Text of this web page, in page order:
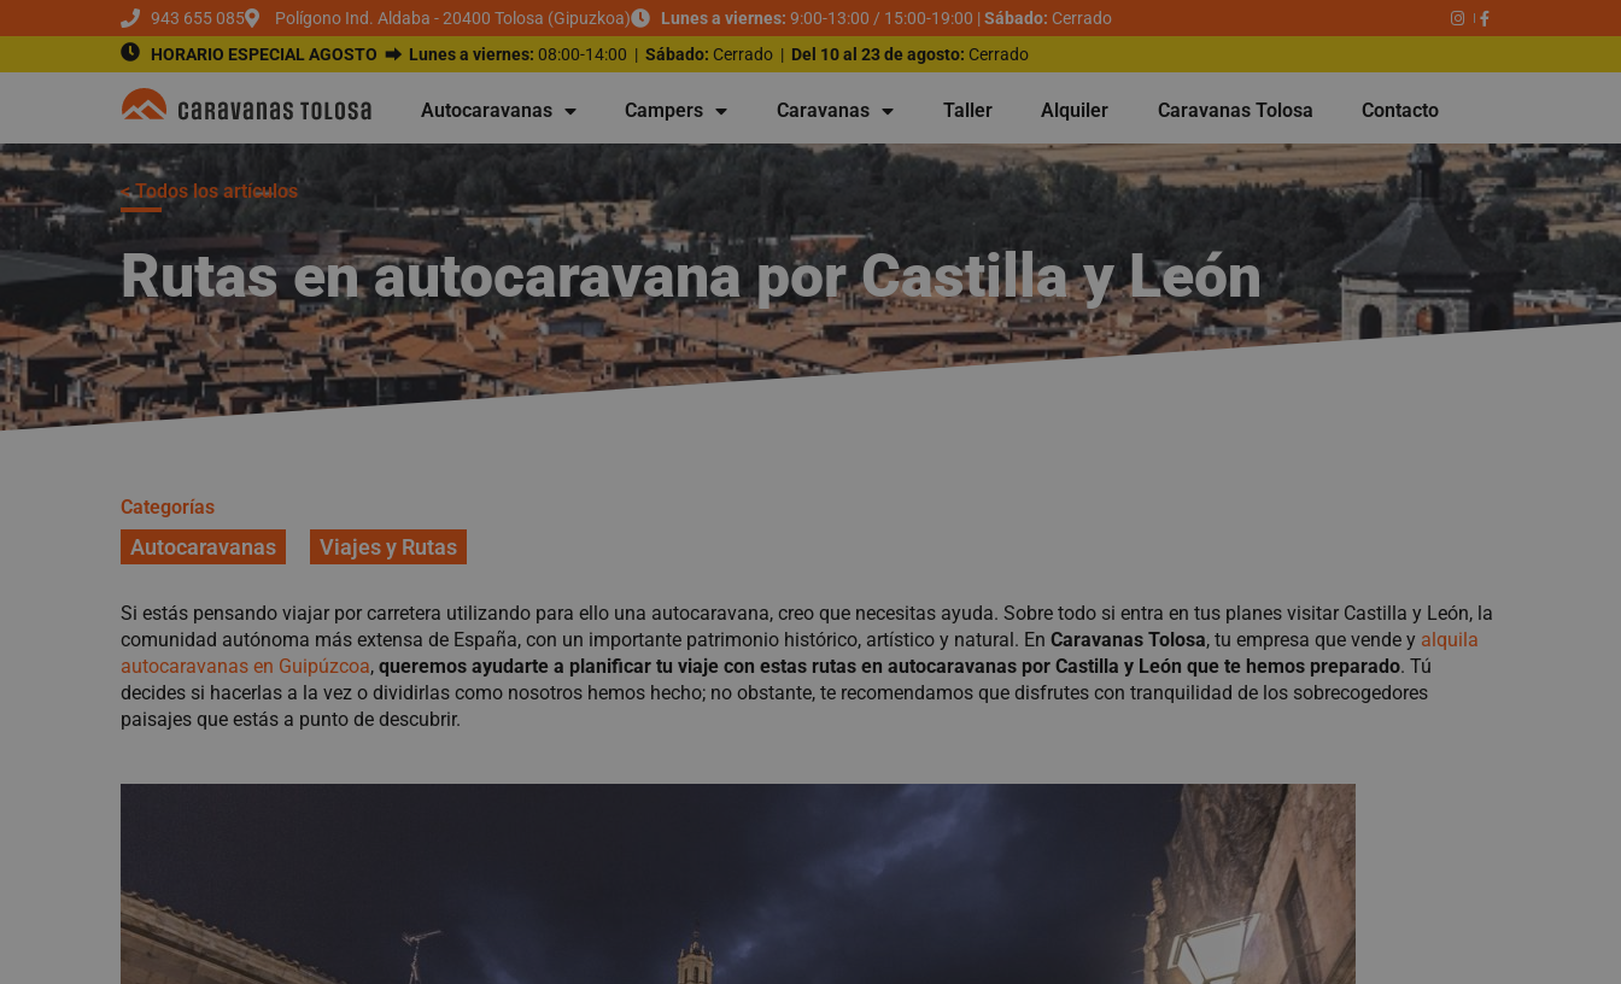
943 655 085 Polígono Ind. Aldaba - 20400 Tolosa (Gipuzkoa) Lunes a viernes: 9:00-13:00 / 15:00-19:00 |Sábado: Cerrado
HORARIO ESPECIAL AGOSTO ⮕ Lunes a viernes: 08:00-14:00 | Sábado: Cerrado | Del 10 al 23 de agosto: Cerrado
Autocaravanas Campers Caravanas Taller Alquiler Caravanas Tolosa Contacto
< Todos los artículos
Rutas en autocaravana por Castilla y León
Categorías
Autocaravanas Viajes y Rutas
Si estás pensando viajar por carretera utilizando para ello una autocaravana, creo que necesitas ayuda. Sobre todo si entra en tus planes visitar Castilla y León, la
comunidad autónoma más extensa de España, con un importante patrimonio histórico, artístico y natural. En Caravanas Tolosa, tu empresa que vende y alquila
autocaravanas en Guipúzcoa, queremos ayudarte a planificar tu viaje con estas rutas en autocaravanas por Castilla y León que te hemos preparado. Tú
decides si hacerlas a la vez o dividirlas como nosotros hemos hecho; no obstante, te recomendamos que disfrutes con tranquilidad de los sobrecogedores
paisajes que estás a punto de descubrir.